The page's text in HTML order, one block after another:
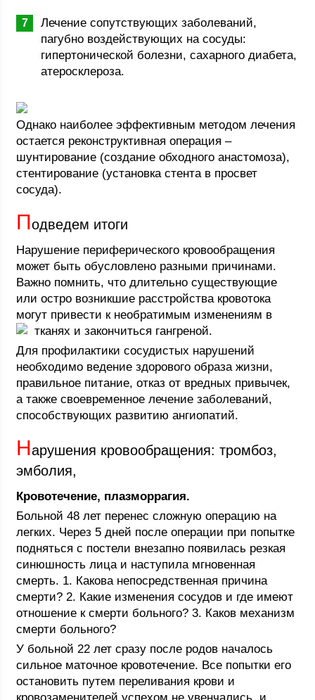
Лечение сопутствующих заболеваний,
пагубно воздействующих на сосуды:
гипертонической болезни, сахарного диабета,
атеросклероза.
Однако наиболее эффективным методом лечения
остается реконструктивная операция –
шунтирование (создание обходного анастомоза),
стентирование (установка стента в просвет
сосуда).
Подведем итоги
Нарушение периферического кровообращения
может быть обусловлено разными причинами.
Важно помнить, что длительно существующие
или остро возникшие расстройства кровотока
могут привести к необратимым изменениям в
тканях и закончиться гангреной.
Для профилактики сосудистых нарушений
необходимо ведение здорового образа жизни,
правильное питание, отказ от вредных привычек,
а также своевременное лечение заболеваний,
способствующих развитию ангиопатий.
Нарушения кровообращения: тромбоз,
эмболия,
Кровотечение, плазморрагия.
Больной 48 лет перенес сложную операцию на
легких. Через 5 дней после операции при попытке
подняться с постели внезапно появилась резкая
синюшность лица и наступила мгновенная
смерть. 1. Какова непосредственная причина
смерти? 2. Какие изменения сосудов и где имеют
отношение к смерти больного? 3. Каков механизм
смерти больного?
У больной 22 лет сразу после родов началось
сильное маточное кровотечение. Все попытки его
остановить путем переливания крови и